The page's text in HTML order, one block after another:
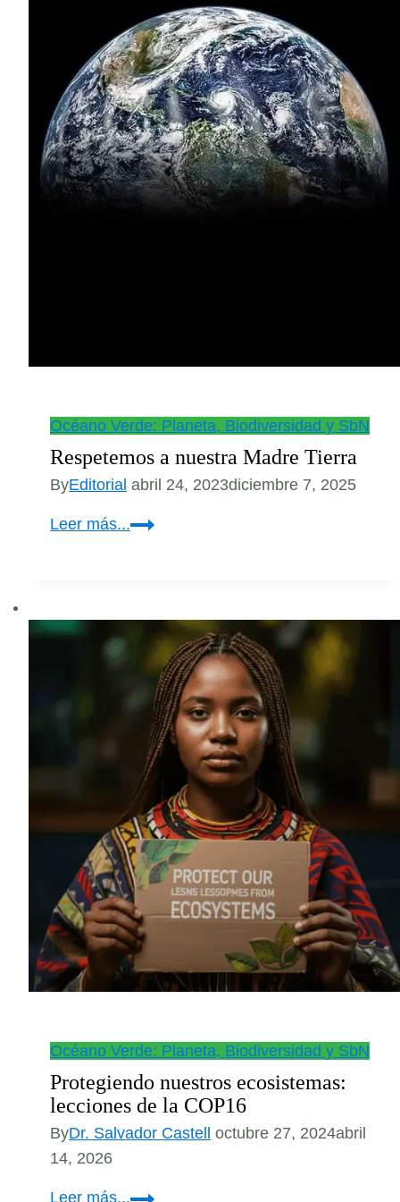
Océano Verde: Planeta, Biodiversidad y SbN
Respetemos a nuestra Madre Tierra
ByEditorial abril 24, 2023diciembre 7, 2025
Leer más...Respetemos
Tierra
Océano Verde: Planeta, Biodiversidad y SbN
Protegiendo nuestros ecosistemas:
lecciones de la COP16
ByDr. Salvador Castell octubre 27, 2024abril
14, 2026
Leer más...Protegiendo